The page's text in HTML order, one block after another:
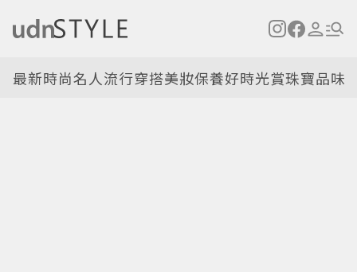
最新時尚名人流行穿搭美妝保養好時光賞珠寶品味